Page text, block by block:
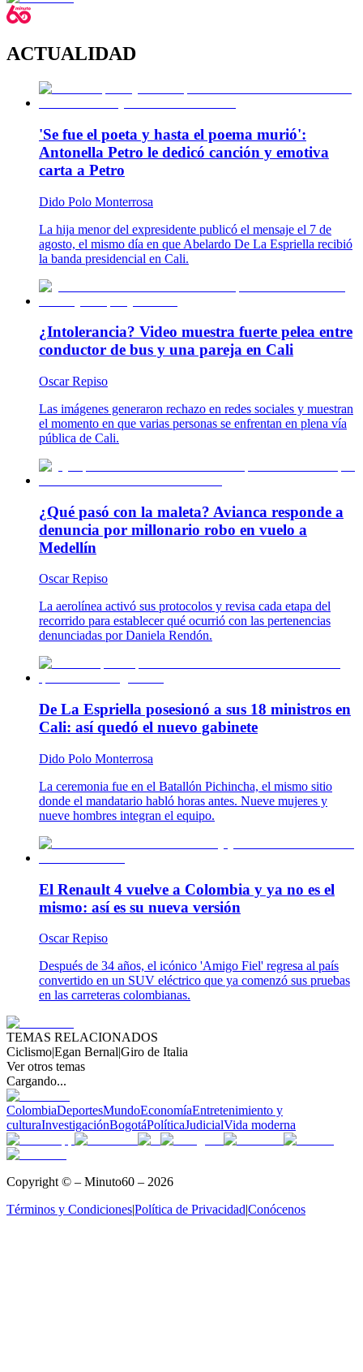
ACTUALIDAD
'Se fue el poeta y hasta el poema murió':
Antonella Petro le dedicó canción y emotiva
carta a Petro
Dido Polo Monterrosa
La hija menor del expresidente publicó el mensaje el 7 de
agosto, el mismo día en que Abelardo De La Espriella recibió
la banda presidencial en Cali.
¿Intolerancia? Video muestra fuerte pelea entre
conductor de bus y una pareja en Cali
Oscar Repiso
Las imágenes generaron rechazo en redes sociales y muestran
el momento en que varias personas se enfrentan en plena vía
pública de Cali.
¿Qué pasó con la maleta? Avianca responde a
denuncia por millonario robo en vuelo a
Medellín
Oscar Repiso
La aerolínea activó sus protocolos y revisa cada etapa del
recorrido para establecer qué ocurrió con las pertenencias
denunciadas por Daniela Rendón.
De La Espriella posesionó a sus 18 ministros en
Cali: así quedó el nuevo gabinete
Dido Polo Monterrosa
La ceremonia fue en el Batallón Pichincha, el mismo sitio
donde el mandatario habló horas antes. Nueve mujeres y
nueve hombres integran el equipo.
El Renault 4 vuelve a Colombia y ya no es el
mismo: así es su nueva versión
Oscar Repiso
Después de 34 años, el icónico 'Amigo Fiel' regresa al país
convertido en un SUV eléctrico que ya comenzó sus pruebas
en las carreteras colombianas.
TEMAS RELACIONADOS
Ciclismo|Egan Bernal|Giro de Italia
Ver otros temas
Cargando...
ColombiaDeportesMundoEconomíaEntretenimiento y
culturaInvestigaciónBogotáPolíticaJudicialVida moderna
Copyright © – Minuto60 – 2026
Términos y Condiciones|Política de Privacidad|Conócenos